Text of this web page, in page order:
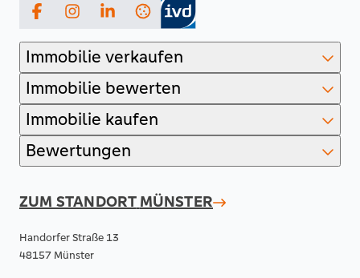
FacebookInstagramLinkedIn
Immobilie verkaufen
Immobilie bewerten
Immobilie kaufen
Bewertungen
ZUM STANDORT MÜNSTER
Handorfer Straße 13
48157 Münster